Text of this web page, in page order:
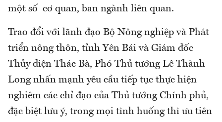
một số cơ quan, ban ngành liên quan.
Trao đổi với lãnh đạo Bộ Nông nghiệp và Phát
triển nông thôn, tỉnh Yên Bái và Giám đốc
Thủy điện Thác Bà, Phó Thủ tướng Lê Thành
Long nhấn mạnh yêu cầu tiếp tục thực hiện
nghiêm các chỉ đạo của Thủ tướng Chính phủ,
đặc biệt lưu ý, trong mọi tình huống thì ưu tiên